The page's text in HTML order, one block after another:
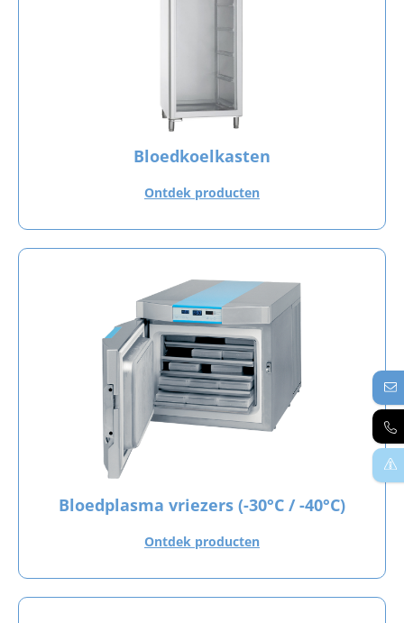
Bloedkoelkasten
Ontdek producten
Bloedplasma vriezers (-30°C / -40°C)
Ontdek producten